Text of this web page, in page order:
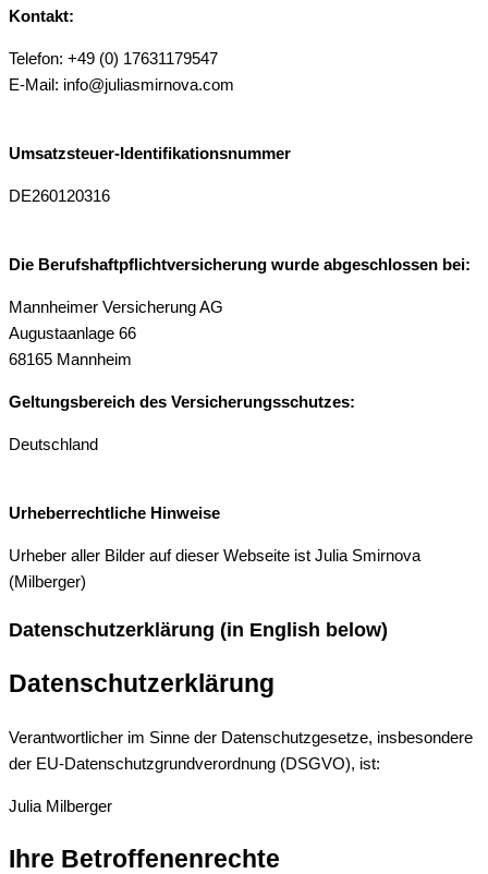
Kontakt:
Telefon: +49 (0) 17631179547
E-Mail: info@juliasmirnova.com
Umsatzsteuer-Identifikationsnummer
DE260120316
Die Berufshaftpflichtversicherung wurde abgeschlossen bei:
Mannheimer Versicherung AG
Augustaanlage 66
68165 Mannheim
Geltungsbereich des Versicherungsschutzes:
Deutschland
Urheberrechtliche Hinweise
Urheber aller Bilder auf dieser Webseite ist Julia Smirnova
(Milberger)
Datenschutzerklärung (in English below)
Datenschutzerklärung
Verantwortlicher im Sinne der Datenschutzgesetze, insbesondere
der EU-Datenschutzgrundverordnung (DSGVO), ist:
Julia Milberger
Ihre Betroffenenrechte